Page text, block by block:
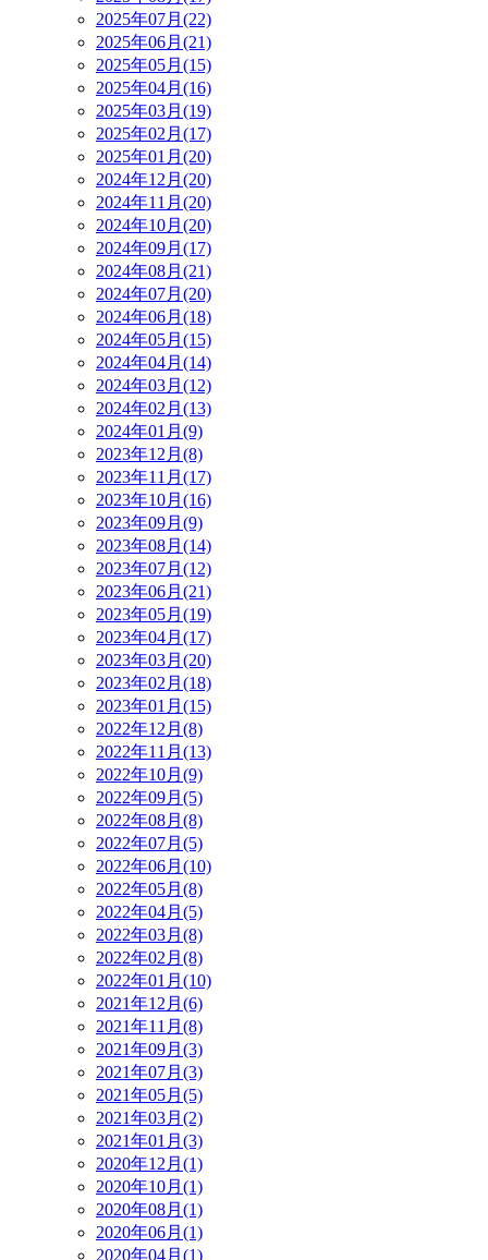
2025年07月(22)
2025年06月(21)
2025年05月(15)
2025年04月(16)
2025年03月(19)
2025年02月(17)
2025年01月(20)
2024年12月(20)
2024年11月(20)
2024年10月(20)
2024年09月(17)
2024年08月(21)
2024年07月(20)
2024年06月(18)
2024年05月(15)
2024年04月(14)
2024年03月(12)
2024年02月(13)
2024年01月(9)
2023年12月(8)
2023年11月(17)
2023年10月(16)
2023年09月(9)
2023年08月(14)
2023年07月(12)
2023年06月(21)
2023年05月(19)
2023年04月(17)
2023年03月(20)
2023年02月(18)
2023年01月(15)
2022年12月(8)
2022年11月(13)
2022年10月(9)
2022年09月(5)
2022年08月(8)
2022年07月(5)
2022年06月(10)
2022年05月(8)
2022年04月(5)
2022年03月(8)
2022年02月(8)
2022年01月(10)
2021年12月(6)
2021年11月(8)
2021年09月(3)
2021年07月(3)
2021年05月(5)
2021年03月(2)
2021年01月(3)
2020年12月(1)
2020年10月(1)
2020年08月(1)
2020年06月(1)
2020年04月(1)